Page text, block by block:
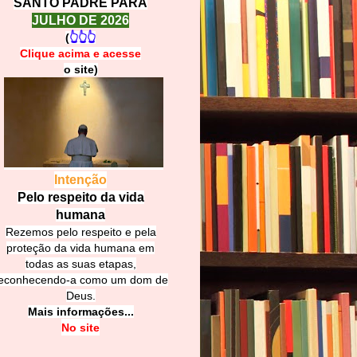
SANTO PADRE PARA
JULHO DE 2026
(👆👆👆
Clique acima e acesse
o site)
Intenção
Pelo respeito da vida
humana
Rezemos pelo respeito e pela
proteção da vida humana em
todas as suas etapas,
a como um dom de
Deus.
Mais informações...
No site